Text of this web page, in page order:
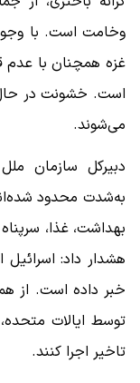
وخامت است. با
غزه همچنان با عدم
است. خشونت در حال
می‌شوند.
دبیرکل سازمان
به‌شدت محدود
بهداشت، غذا،
خبر داده است. از
توسط ایالات
تاخیر اجرا کنند.